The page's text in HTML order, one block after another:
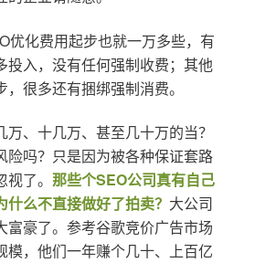
优化费用起步也就一万多些，有
投入，没有任何强制收费；其他
很多还有捆绑强制消费。
、十几万、甚至几十万的当？
险吗？只是因为被各种保证套路
了。 那些个SEO公司真有自己
么不直接做好了拍卖？ 大公司
富豪了。参考谷歌竞价广告市场
模，他们一年赚个几十、上百亿